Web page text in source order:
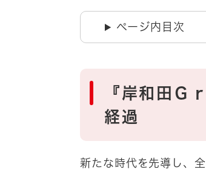
道路・河川・交通
国
ページ内目次
『岸和田Ｇ
経過
新たな時代を先導し、